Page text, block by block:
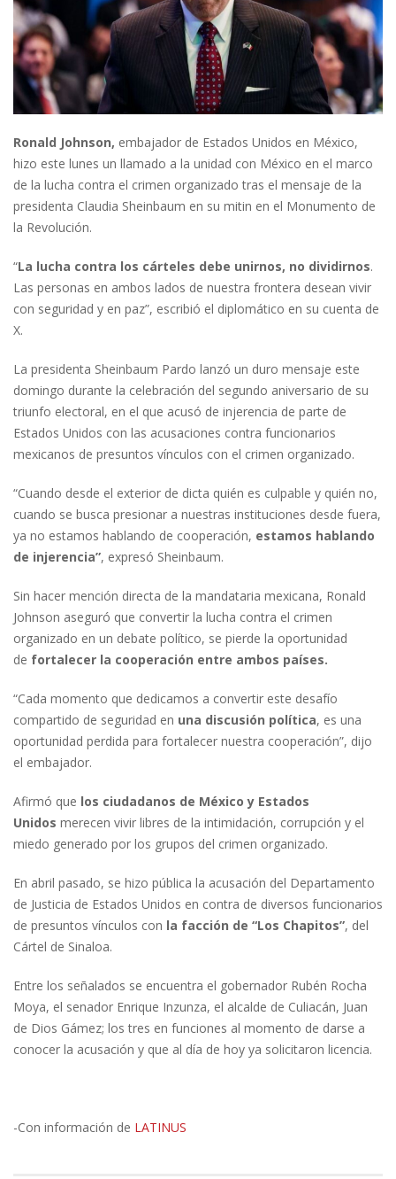
Ronald Johnson, embajador de Estados Unidos en México,
hizo este lunes un llamado a la unidad con México en el marco
de la lucha contra el crimen organizado tras el mensaje de la
presidenta Claudia Sheinbaum en su mitin en el Monumento de
la Revolución.
“La lucha contra los cárteles debe unirnos, no dividirnos.
Las personas en ambos lados de nuestra frontera desean vivir
con seguridad y en paz”, escribió el diplomático en su cuenta de
X.
La presidenta Sheinbaum Pardo lanzó un duro mensaje este
domingo durante la celebración del segundo aniversario de su
triunfo electoral, en el que acusó de injerencia de parte de
Estados Unidos con las acusaciones contra funcionarios
mexicanos de presuntos vínculos con el crimen organizado.
“Cuando desde el exterior de dicta quién es culpable y quién no,
cuando se busca presionar a nuestras instituciones desde fuera,
ya no estamos hablando de cooperación, estamos hablando
de injerencia”, expresó Sheinbaum.
Sin hacer mención directa de la mandataria mexicana, Ronald
Johnson aseguró que convertir la lucha contra el crimen
organizado en un debate político, se pierde la oportunidad
de fortalecer la cooperación entre ambos países.
“Cada momento que dedicamos a convertir este desafío
compartido de seguridad en una discusión política, es una
oportunidad perdida para fortalecer nuestra cooperación”, dijo
el embajador.
Afirmó que los ciudadanos de México y Estados
Unidos merecen vivir libres de la intimidación, corrupción y el
miedo generado por los grupos del crimen organizado.
En abril pasado, se hizo pública la acusación del Departamento
de Justicia de Estados Unidos en contra de diversos funcionarios
de presuntos vínculos con la facción de “Los Chapitos”, del
Cártel de Sinaloa.
Entre los señalados se encuentra el gobernador Rubén Rocha
Moya, el senador Enrique Inzunza, el alcalde de Culiacán, Juan
de Dios Gámez; los tres en funciones al momento de darse a
conocer la acusación y que al día de hoy ya solicitaron licencia.
-Con información de LATINUS